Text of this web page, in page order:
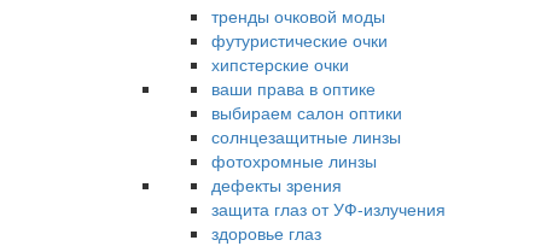
тренды очковой моды
футуристические очки
хипстерские очки
ваши права в оптике
выбираем салон оптики
солнцезащитные линзы
фотохромные линзы
дефекты зрения
защита глаз от УФ-излучения
здоровье глаз